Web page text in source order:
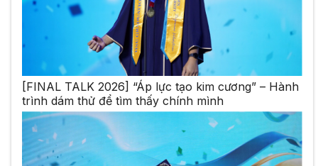
[FINAL TALK 2026] “Áp lực tạo kim cương” – Hành
trình dám thử để tìm thấy chính mình